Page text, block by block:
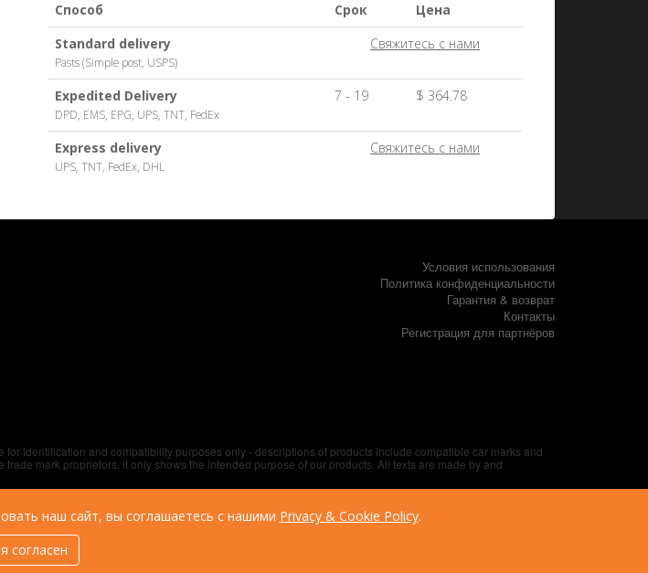
Способ Срок
Цена
Standard delivery
Pasts (Simple post, USPS)
Свяжитесь с нами
Expedited Delivery
DPD, EMS, EPG, UPS, TNT, FedEx
7 - 19 $ 364.78
Express delivery
UPS, TNT, FedEx, DHL
Свяжитесь с нами
Условия использования
Политика конфиденциальности
Гарантия & возврат
Контакты
Регистрация для партнёров
identification and compatibility purposes only - descriptions of products include compatible car marks and
mark proprietors, it only shows the intended purpose of our products. All texts are made by and
наш сайт, вы соглашаетесь с нашими Privacy & Cookie Policy.
я согласен